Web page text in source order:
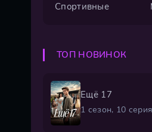
Спортивные
ТОП НОВИНОК
Ещё 17
1 сезон, 10 серия